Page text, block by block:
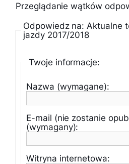
Przeglądanie wątków
Odpowiedz na: Aktualne
jazdy 2017/2018
Twoje informacje:
Nazwa (wymagane):
E-mail (nie zostanie
(wymagany):
Witryna internetowa: